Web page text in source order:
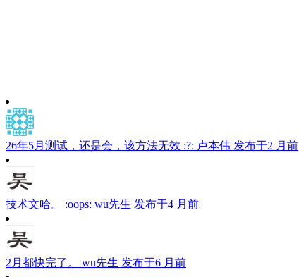
26年5月测试，还是会，该方法无效 :?: 卢本伟 发布于2 月前
技术文哈。 :oops: wu先生 发布于4 月前
2月都快完了。 wu先生 发布于6 月前